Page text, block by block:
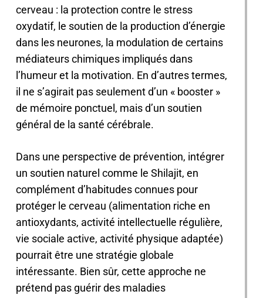
cerveau : la protection contre le stress
oxydatif, le soutien de la production d’énergie
dans les neurones, la modulation de certains
médiateurs chimiques impliqués dans
l’humeur et la motivation. En d’autres termes,
il ne s’agirait pas seulement d’un « booster »
de mémoire ponctuel, mais d’un soutien
général de la santé cérébrale.
Dans une perspective de prévention, intégrer
un soutien naturel comme le Shilajit, en
complément d’habitudes connues pour
protéger le cerveau (alimentation riche en
antioxydants, activité intellectuelle régulière,
vie sociale active, activité physique adaptée)
pourrait être une stratégie globale
intéressante. Bien sûr, cette approche ne
prétend pas guérir des maladies